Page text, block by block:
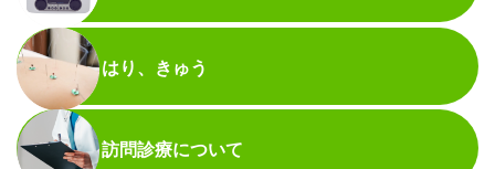
はり、きゅう
訪問診療について